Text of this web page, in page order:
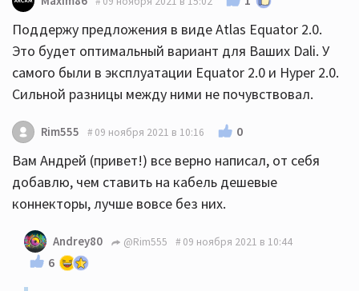
Поддержу предложения в виде Atlas Equator 2.0.
Это будет оптимальный вариант для Ваших Dali. У
самого были в эксплуатации Equator 2.0 и Hyper 2.0.
Сильной разницы между ними не почувствовал.
Rim555 09 ноября 2021 в 10:16 0
Вам Андрей (привет!) все верно написал, от себя
добавлю, чем ставить на кабель дешевые
коннекторы, лучше вовсе без них.
Andrey80 @Rim555 09 ноября 2021 в 10:44
6